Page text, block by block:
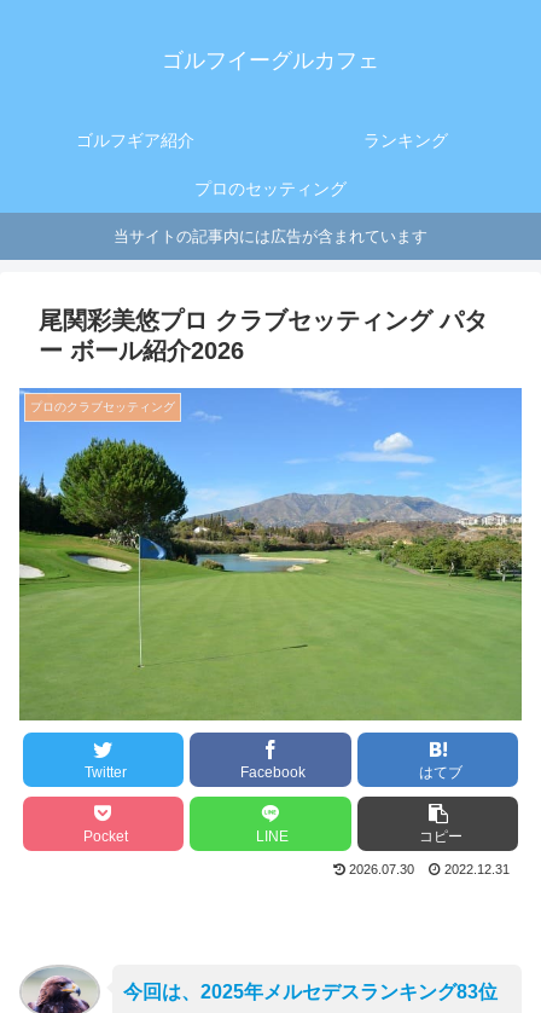
ゴルフイーグルカフェ
ゴルフギア紹介 ランキング
プロのセッティング
当サイトの記事内には広告が含まれています
尾関彩美悠プロ クラブセッティング パタ
ー ボール紹介2026
プロのクラブセッティング
Twitter Facebook はてブ
Pocket LINE コピー
2026.07.30 2022.12.31
今回は、2025年メルセデスランキング83位